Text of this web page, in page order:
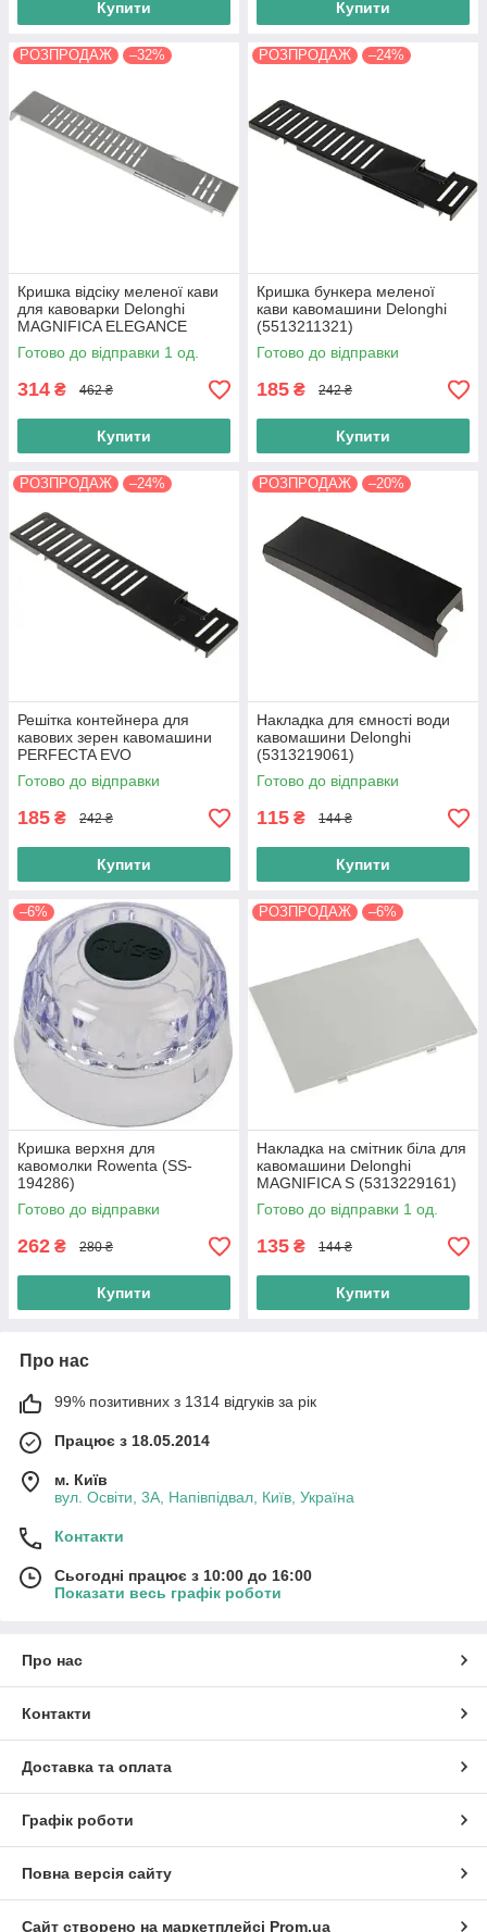
Купити Купити
РОЗПРОДАЖ –32%
Кришка відсіку меленої кави
для кавоварки Delonghi
MAGNIFICA ELEGANCE
(5332273900)
Готово до відправки 1 од.
314 ₴ 462 ₴
Купити
РОЗПРОДАЖ –24%
Кришка бункера меленої
кави кавомашини Delonghi
(5513211321)
Готово до відправки
185 ₴ 242 ₴
Купити
РОЗПРОДАЖ –24%
Решітка контейнера для
кавових зерен кавомашини
PERFECTA EVO
(5313270301)
Готово до відправки
185 ₴ 242 ₴
Купити
РОЗПРОДАЖ –20%
Накладка для ємності води
кавомашини Delonghi
(5313219061)
Готово до відправки
115 ₴ 144 ₴
Купити
–6%
Кришка верхня для
кавомолки Rowenta (SS-
194286)
Готово до відправки
262 ₴ 280 ₴
Купити
РОЗПРОДАЖ –6%
Накладка на смітник біла для
кавомашини Delonghi
MAGNIFICA S (5313229161)
Готово до відправки 1 од.
135 ₴ 144 ₴
Купити
Про нас
99% позитивних з 1314 відгуків за рік
Працює з 18.05.2014
м. Київ
вул. Освіти, 3А, Напівпідвал, Київ, Україна
Контакти
Сьогодні працює з 10:00 до 16:00
Показати весь графік роботи
Про нас
Контакти
Доставка та оплата
Графік роботи
Повна версія сайту
Сайт створено на маркетплейсі Prom.ua